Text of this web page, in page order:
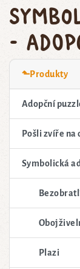
-
⬑Produkty
Adopční
Pošli zvíře na
Symbolická
Plazi